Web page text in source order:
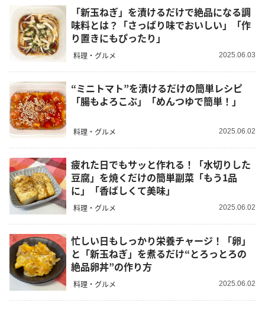
「新玉ねぎ」を漬けるだけで絶品になる調
味料とは？「さっぱり味でおいしい」「作
り置きにもぴったり」
料理・グルメ 2025.06.03
“ミニトマト”を漬けるだけの簡単レシピ
「腸もよろこぶ」「めんつゆで簡単！」
料理・グルメ 2025.06.02
疲れた日でもサッと作れる！「水切りした
豆腐」を焼くだけの簡単副菜「もう1品
に」「香ばしくて美味」
料理・グルメ 2025.06.02
忙しい日もしっかり栄養チャージ！「卵」
と「新玉ねぎ」を煮るだけ“とろっとろの
絶品卵丼”の作り方
料理・グルメ 2025.06.02